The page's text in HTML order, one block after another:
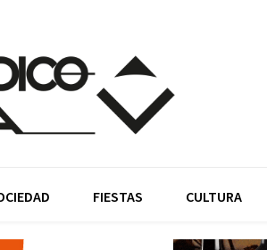
FIESTAS CULTURA